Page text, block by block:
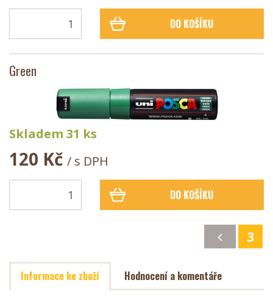
DO KOŠÍKU
Green
Skladem 31 ks
120 Kč / s DPH
DO KOŠÍKU
3
Informace ke zboží Hodnocení a komentáře